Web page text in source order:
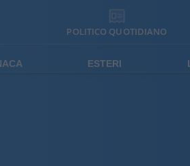
POLITICO QUOTIDIANO
ESTERI